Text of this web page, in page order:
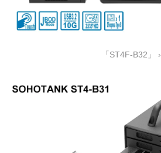
「ST4F-B32」 ›